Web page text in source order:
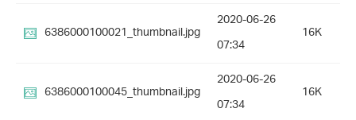
6386000100021_thumbnail.jpg
2020-06-26
07:34
16K
6386000100045_thumbnail.jpg
2020-06-26
07:34
16K